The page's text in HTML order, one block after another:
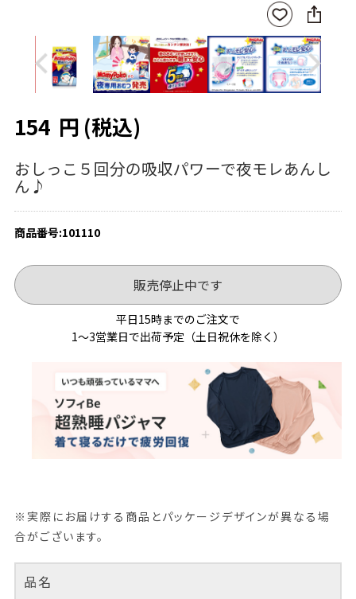
お気
に入
りに
登録
SNS
に
シ
ェ
ア
Previous Next
154 円 (税込)
おしっこ５回分の吸収パワーで夜モレあんし
ん♪
商品番号:101110
販売停止中です
平日15時までのご注文で
1～3営業日で出荷予定（土日祝休を除く）
※実際にお届けする商品とパッケージデザインが異なる場
合がございます。
品名